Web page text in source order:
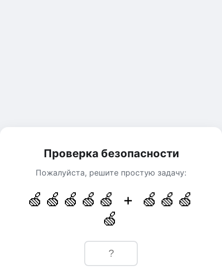
Проверка безопасности
Пожалуйста, решите простую задачу:
🍏🍏🍏🍏🍏 + 🍏🍏🍏
🍏